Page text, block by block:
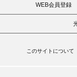
WEB会員登録
このサイトについて